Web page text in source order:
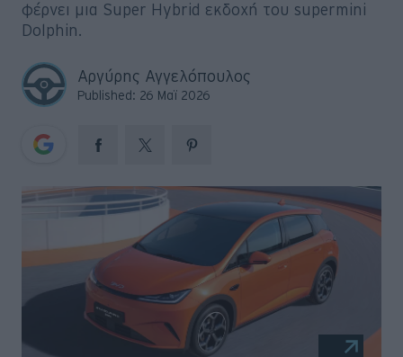
φέρνει μια Super Hybrid εκδοχή του supermini
Dolphin.
Αργύρης Αγγελόπουλος
Published: 26 Μαϊ 2026
Big Reads
Retro
Moto
Gaming
Συνεντεύξεις